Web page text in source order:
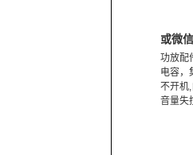
或微信
功放配
电容，
不开机,
音量失